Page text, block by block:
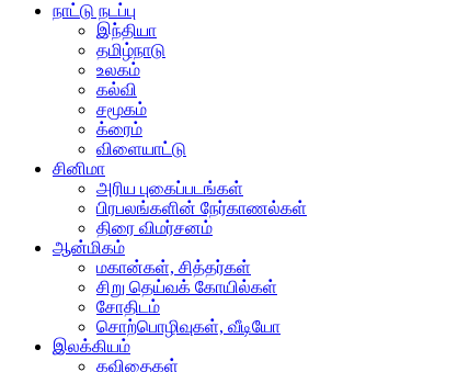
நாட்டு நடப்பு
இந்தியா
தமிழ்நாடு
உலகம்
கல்வி
சமூகம்
க்ரைம்
விளையாட்டு
சினிமா
அரிய புகைப்படங்கள்
பிரபலங்களின் நேர்காணல்கள்
திரை விமர்சனம்
ஆன்மிகம்
மகான்கள், சித்தர்கள்
சிறு தெய்வக் கோயில்கள்
சோதிடம்
சொற்பொழிவுகள், வீடியோ
இலக்கியம்
கவிதைகள்